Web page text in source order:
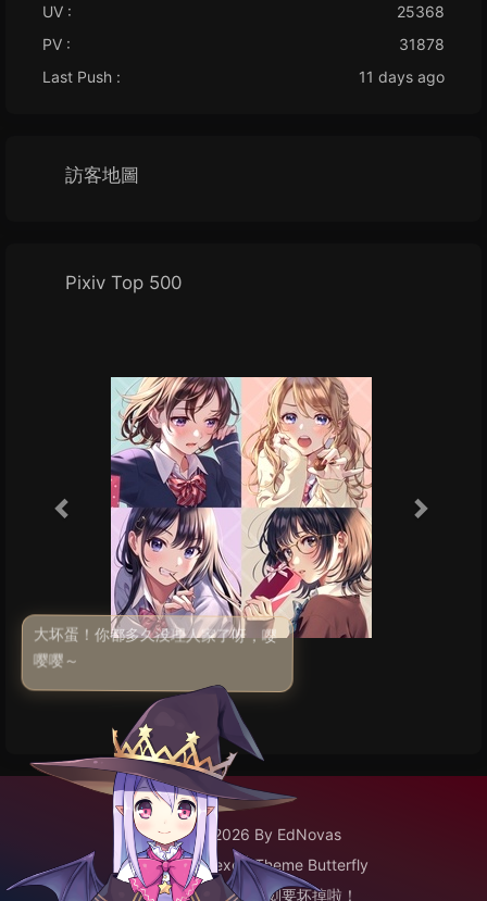
UV :
25368
PV :
31878
Last Push :
11 days ago
訪客地圖
Pixiv Top 500
©2020 - 2026 By EdNovas
FrameworkHexo | Theme Butterfly
已经到底啦！再往下划要坏掉啦！
大坏蛋！你都多久没理人家了呀，嘤
嘤嘤～